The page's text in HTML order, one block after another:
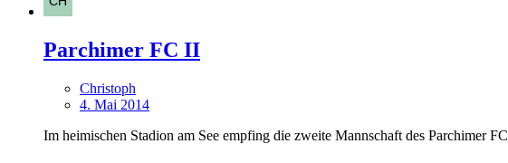
Parchimer FC II
Christoph
4. Mai 2014
Im heimischen Stadion am See empfing die zweite Mannschaft des Parchimer